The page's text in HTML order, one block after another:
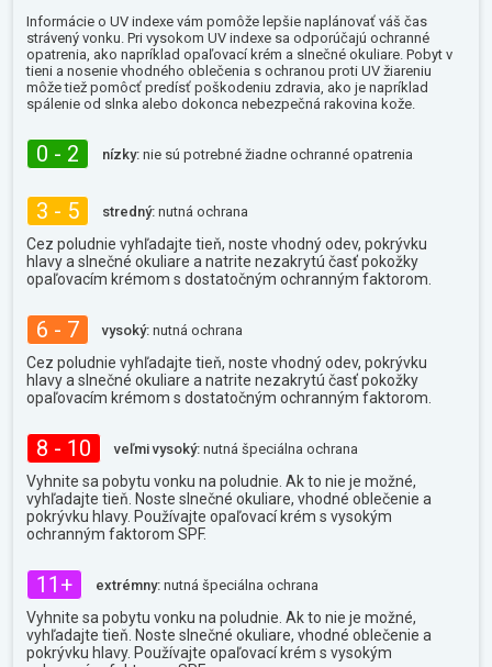
Informácie o UV indexe vám pomôže lepšie naplánovať váš čas
strávený vonku. Pri vysokom UV indexe sa odporúčajú ochranné
opatrenia, ako napríklad opaľovací krém a slnečné okuliare. Pobyt v
tieni a nosenie vhodného oblečenia s ochranou proti UV žiareniu
môže tiež pomôcť predísť poškodeniu zdravia, ako je napríklad
spálenie od slnka alebo dokonca nebezpečná rakovina kože.
0 - 2 nízky: nie sú potrebné žiadne ochranné opatrenia
3 - 5 stredný: nutná ochrana
Cez poludnie vyhľadajte tieň, noste vhodný odev, pokrývku
hlavy a slnečné okuliare a natrite nezakrytú časť pokožky
opaľovacím krémom s dostatočným ochranným faktorom.
6 - 7 vysoký: nutná ochrana
Cez poludnie vyhľadajte tieň, noste vhodný odev, pokrývku
hlavy a slnečné okuliare a natrite nezakrytú časť pokožky
opaľovacím krémom s dostatočným ochranným faktorom.
8 - 10 veľmi vysoký: nutná špeciálna ochrana
Vyhnite sa pobytu vonku na poludnie. Ak to nie je možné,
vyhľadajte tieň. Noste slnečné okuliare, vhodné oblečenie a
pokrývku hlavy. Používajte opaľovací krém s vysokým
ochranným faktorom SPF.
11+ extrémny: nutná špeciálna ochrana
Vyhnite sa pobytu vonku na poludnie. Ak to nie je možné,
vyhľadajte tieň. Noste slnečné okuliare, vhodné oblečenie a
pokrývku hlavy. Používajte opaľovací krém s vysokým